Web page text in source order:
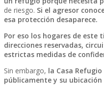
de riesgo. Si el agresor
esa protección desaparece.
Por eso los hogares de este
direcciones reservadas,
estrictas medidas de
Sin embargo, la Casa
públicamente y su